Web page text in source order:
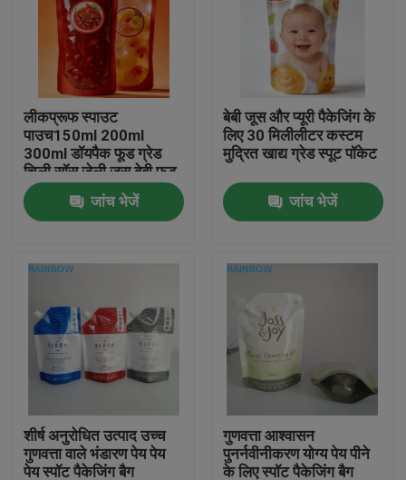
उत्पाद
हमारे बारे में
हमसे संपर्क करें
समाचार
प्लास्टिक पाउच पैकेजिंग
स्नैक बैग पैकेजिंग
टोंटी थैली पैकेजिंग
लीकप्रूफ स्पाउट
पाउच150ml 200ml
300ml डॉयपैक फूड ग्रेड
चिली सॉस जेली जूस बेबी फूड
बैग स्टैंड अप स्पाउट पाउच
जांच भेजें
बेबी जूस और प्यूरी पैकेजिंग के
लिए 30 मिलीलीटर कस्टम
मुद्रित खाद्य ग्रेड स्पूट पॉकेट
जांच भेजें
शीर्ष अनुरोधित उत्पाद उच्च
गुणवत्ता वाले भंडारण पेय पेय
पेय स्पॉट पैकेजिंग बैग
गुणवत्ता आश्वासन
पुनर्नवीनीकरण योग्य पेय पीने
के लिए स्पॉट पैकेजिंग बैग